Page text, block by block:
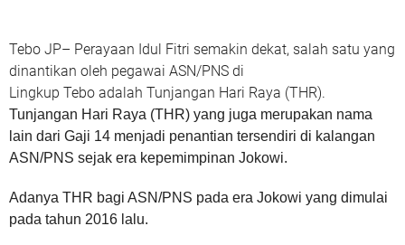
Tebo JP– Perayaan Idul Fitri semakin dekat, salah satu yang
dinantikan oleh pegawai ASN/PNS di
Lingkup Tebo adalah Tunjangan Hari Raya (THR).
Tunjangan Hari Raya (THR) yang juga merupakan nama
lain dari Gaji 14 menjadi penantian tersendiri di kalangan
ASN/PNS sejak era kepemimpinan Jokowi.
Adanya THR bagi ASN/PNS pada era Jokowi yang dimulai
pada tahun 2016 lalu.